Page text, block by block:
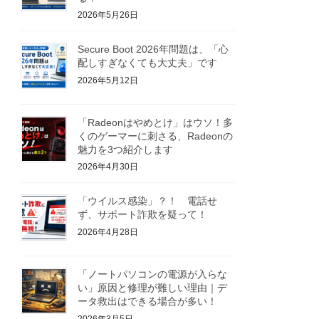
2026年5月26日
Secure Boot 2026年問題は、「心
配しすぎなくても大丈夫」です
2026年5月12日
「Radeonはやめとけ」はウソ！多
くのゲーマーに刺さる、Radeonの
魅力を3つ紹介します
2026年4月30日
「ウイルス感染」？！ 電話せ
ず、サポート詐欺を疑って！
2026年4月28日
「ノートパソコンの電源が入らな
い」原因と修理が難しい理由｜デ
ータ救出はできる場合が多い！